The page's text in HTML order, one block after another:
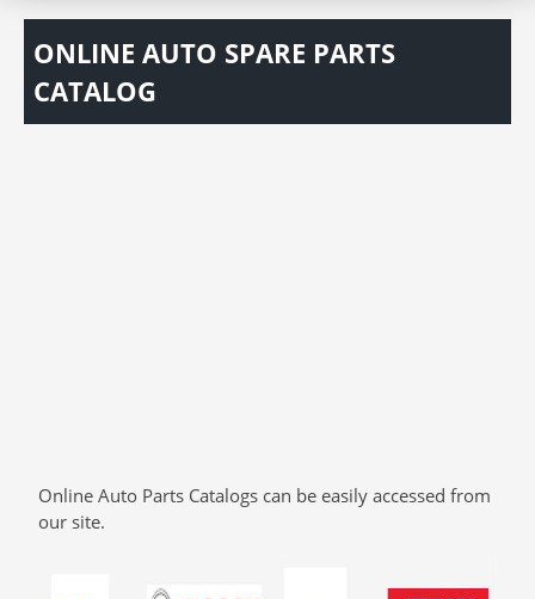
ONLINE AUTO SPARE PARTS
CATALOG
Online Auto Parts Catalogs can be easily accessed from
our site.